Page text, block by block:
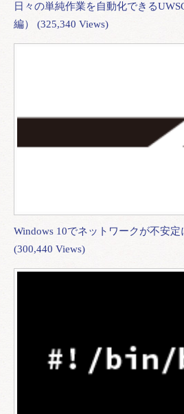
日々の単純作業を自動化できる
編） (325,340 Views)
Windows 10でネットワークが不安
(300,440 Views)